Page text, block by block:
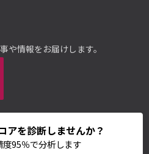
アを診断しませんか？
95％で分析します
や情報をお届けします。